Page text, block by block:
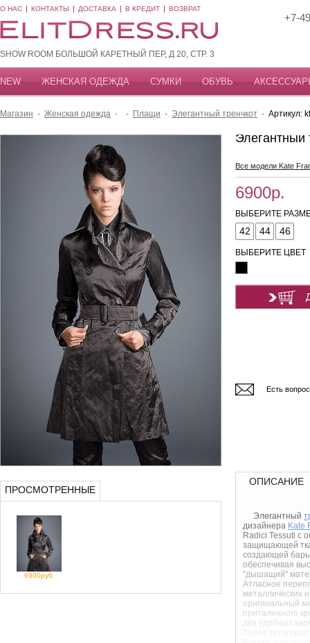
О НАС КОНТАКТЫ ДОСТАВКА В КРЕДИТ ВОЗВРАТ
SHOW ROOM БОЛЬШОЙ КАРЕТНЫЙ ПЕР, Д 20, СТР. 3
+7-
NEW ЖЕНСКАЯ ОДЕЖДА СУМКИ ОБУВЬ
Магазин - Женская одежда - - Плащи - Элегантный тренчкот - Артикул:
ПРОСМОТРЕННЫЕ
6900руб.
Элегантный
Все модели Kate
6900р.
ВЫБЕРИТЕ
42 44 46
ВЫБЕРИТЕ ЦВЕТ
Есть
ОПИСАНИЕ
Элегантный
дизайнера Kate
Radici Tessuti с
защищающей
создающей
обеспечивая
"дышащий"
Атласное
металлических
оригинальный
приталенного
два удобных